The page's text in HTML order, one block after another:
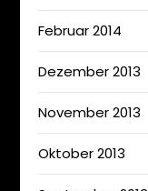
Februar 2014
Dezember 2013
November 2013
Oktober 2013